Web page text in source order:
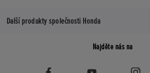
Další produkty společnosti Honda
Najděte nás na